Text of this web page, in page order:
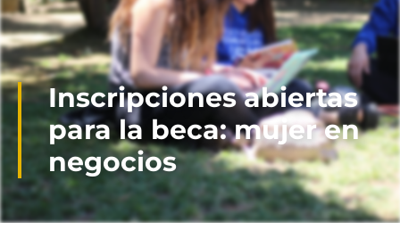
Inscripciones abiertas
para la beca: mujer en
negocios